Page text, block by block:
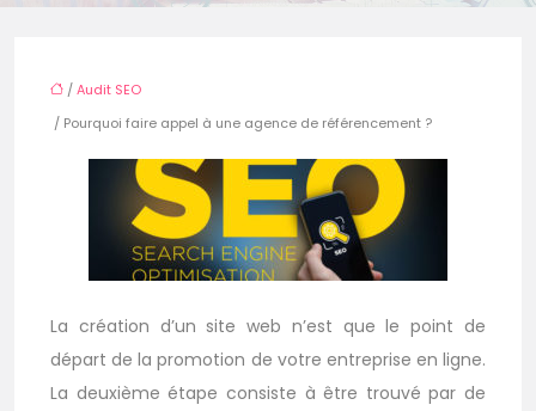
/Audit SEO
/ Pourquoi faire appel à une agence de référencement ?
La création d’un site web n’est que le point de
départ de la promotion de votre entreprise en ligne.
La deuxième étape consiste à être trouvé par de